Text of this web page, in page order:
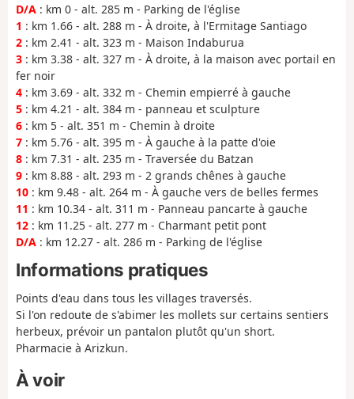
D/A : km 0 - alt. 285 m - Parking de l'église
1 : km 1.66 - alt. 288 m - À droite, à l'Ermitage Santiago
2 : km 2.41 - alt. 323 m - Maison Indaburua
3 : km 3.38 - alt. 327 m - À droite, à la maison avec portail en
fer noir
4 : km 3.69 - alt. 332 m - Chemin empierré à gauche
5 : km 4.21 - alt. 384 m - panneau et sculpture
6 : km 5 - alt. 351 m - Chemin à droite
7 : km 5.76 - alt. 395 m - À gauche à la patte d'oie
8 : km 7.31 - alt. 235 m - Traversée du Batzan
9 : km 8.88 - alt. 293 m - 2 grands chênes à gauche
10 : km 9.48 - alt. 264 m - À gauche vers de belles fermes
11 : km 10.34 - alt. 311 m - Panneau pancarte à gauche
12 : km 11.25 - alt. 277 m - Charmant petit pont
D/A : km 12.27 - alt. 286 m - Parking de l'église
Informations pratiques
Points d'eau dans tous les villages traversés.
Si l'on redoute de s'abimer les mollets sur certains sentiers
herbeux, prévoir un pantalon plutôt qu'un short.
Pharmacie à Arizkun.
À voir